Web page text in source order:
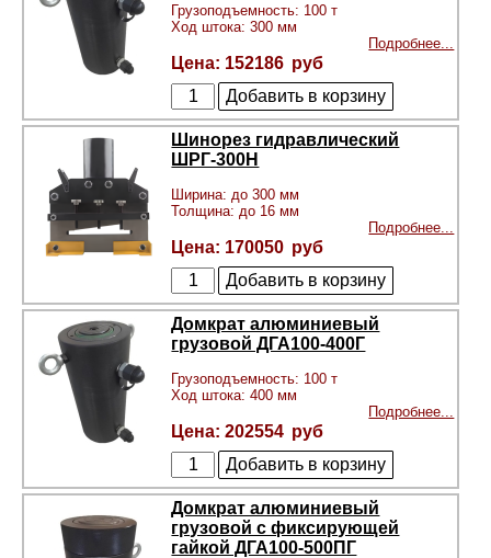
Грузоподъемность: 100 т
Ход штока: 300 мм
Подробнее...
152186
Шинорез гидравлический
ШРГ-300Н
Ширина: до 300 мм
Толщина: до 16 мм
Подробнее...
170050
Домкрат алюминиевый
грузовой ДГА100-400Г
Грузоподъемность: 100 т
Ход штока: 400 мм
Подробнее...
202554
Домкрат алюминиевый
грузовой с фиксирующей
гайкой ДГА100-500ПГ